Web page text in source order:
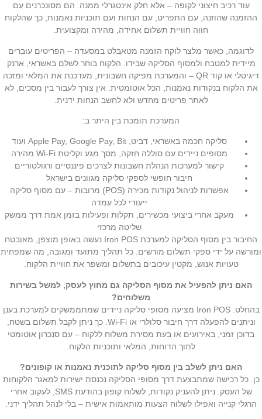
עוד רכיב חיצוני לקופה – אלא חלק אינטגרלי ממנה. הם מסונכרנים עם
ההזמנה שהוזנה, עם התפריט, עם הנחות ועם תוכניות נאמנות, כך שהלקוח
חווה חוויית תשלום אחידה, מהירה ומקצועית.
לדוגמה, כאשר מלצר לוקח הזמנה מטאבלט במסעדה – הפריטים עוברים
מיידית למטבח ולמסוף הסליקה שבידו. הלקוח בוחר לשלם באשראי, ארנק
דיגיטלי או קוד QR – והמערכת מפיקה חשבונית, מעדכנת את המלאי ומזכה
את הלקוח בנקודות נאמנות, הכל אוטומטית. אין צורך לעבור בין מסכים, לא
לאתר פריטים מחדש ולא לחשב הנחות ידנית.
המערכת תומכת בין היתר ב:
סליקה חכמה באשראי, דביט, Apple Pay, Google Pay, Bit ועוד
מסופים ניידים עם סוללה חזקה, מסך מגע וקליטת Wi-Fi מהירה
קישור למערכות הנהלת חשבונות לצרכים פיננסיים ורגולטוריים
חיבור חופשי לספקי סליקה מגוונים בישראל
אפשרות לניהול נקודות מכירה (POS) מרובות – עם מסוף סליקה
ייעודי לכל עמדה
מעקב אחרי ביצועי מכשירים, תקלות ופעילות בזמן אמת דרך ממשק
שליטה מרכזי
החיבור בין מסוף הסליקה למערכת Iron POS נעשה באופן מוצפן, מאובטח
ומורשה על ידי ספקי תשלום מורשים. כל תהליך מתועד ומגובה, מה שמפחית
טעויות אנוש, מקטין עיכובים בתשלום ומשפר את חוויית הלקוח.
האם ניתן להפעיל את מסוף הסליקה גם מחוץ לעסק, למשל בשירות
משלוחים?
בהחלט. Iron POS מציעה מסופי סליקה ניידים שמתממשקים למערכת בענן
וניתנים להפעלה דרך חיבור סלולרי או Wi-Fi. כך ניתן לקבל תשלום בשטח,
בדוכן זמני, באירועים או בעת מסירת משלוח ללקוח – עם סנכרון אוטומטי
לתוך הדוחות, המלאי ותוכניות הלקוח.
האם ניתן לשלב בין מסוף סליקה לתוכנית נאמנות או קופונים?
כן. כל רכישה שמתבצעת דרך מסופי הסליקה נכנסת ישירות למאגר הלקוחות
של העסק. ניתן להעניק נקודות, לשלוח קופון בהודעת SMS, לעקוב אחרי
הרגלי קנייה ואפילו לשלוח הצעות מותאמות אישית – בלי לנהל תהליך ידני.